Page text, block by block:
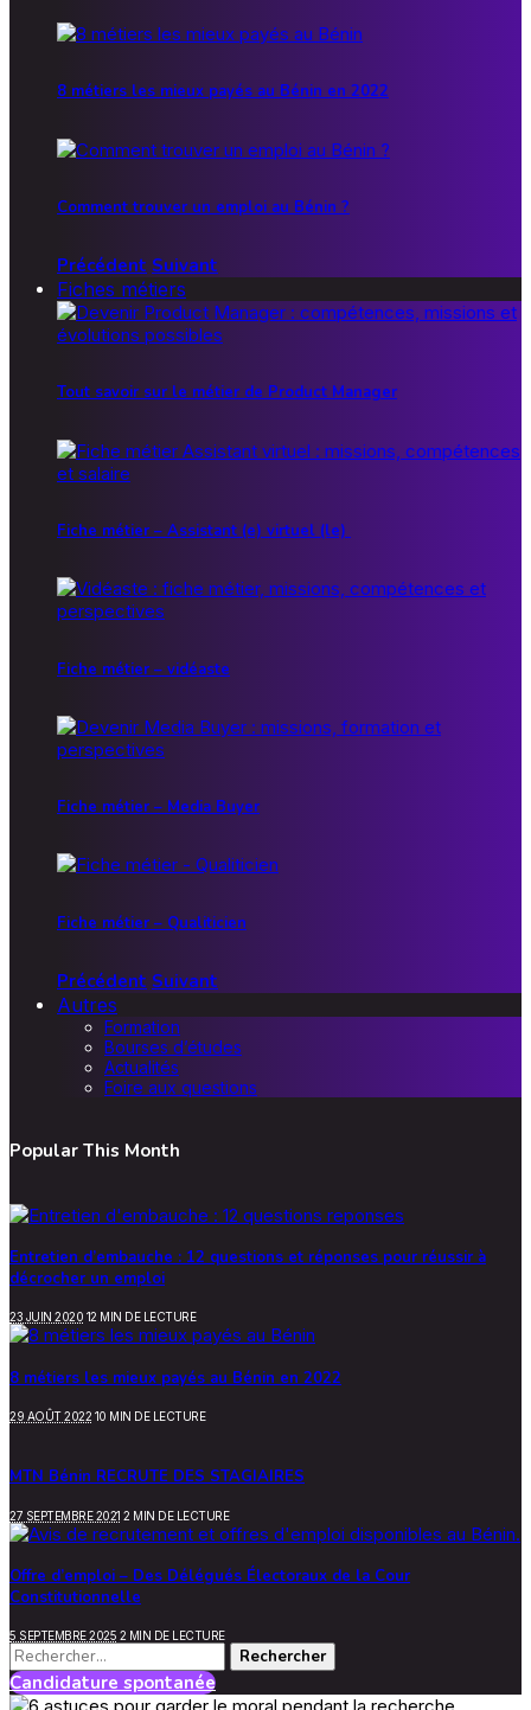
8 métiers les mieux payés au Bénin en 2022
Comment trouver un emploi au Bénin ?
Précédent Suivant
Fiches métiers
Tout savoir sur le métier de Product Manager
Fiche métier – Assistant (e) virtuel (le)
Fiche métier – vidéaste
Fiche métier – Media Buyer
Fiche métier – Qualiticien
Précédent Suivant
Autres
Formation
Bourses d’études
Actualités
Foire aux questions
Popular This Month
Entretien d’embauche : 12 questions et réponses pour réussir à
décrocher un emploi
23 JUIN 2020 12 MIN DE LECTURE
8 métiers les mieux payés au Bénin en 2022
29 AOÛT 2022 10 MIN DE LECTURE
MTN Bénin RECRUTE DES STAGIAIRES
27 SEPTEMBRE 2021 2 MIN DE LECTURE
Offre d’emploi – Des Délégués Électoraux de la Cour
Constitutionnelle
5 SEPTEMBRE 2025 2 MIN DE LECTURE
Rechercher :
Candidature spontanée